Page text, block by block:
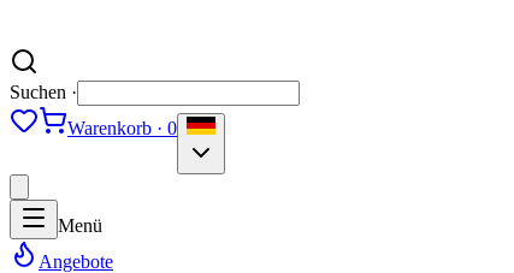
Suchen ·
Warenkorb · 0
Menü
Angebote